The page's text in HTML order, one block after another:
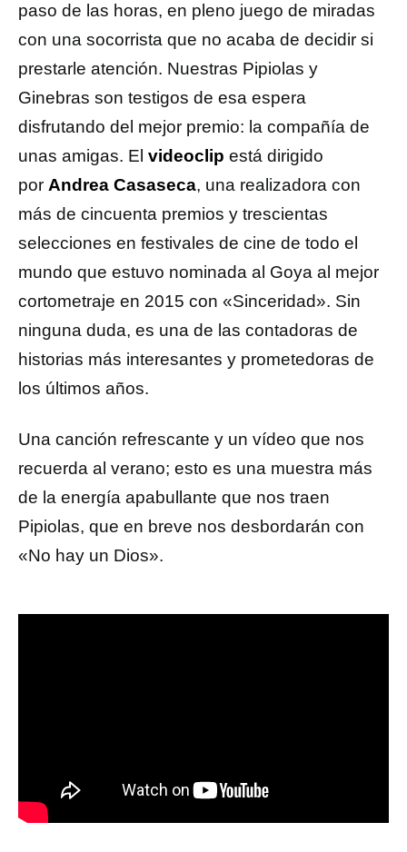
paso de las horas, en pleno juego de miradas
con una socorrista que no acaba de decidir si
prestarle atención. Nuestras Pipiolas y
Ginebras son testigos de esa espera
disfrutando del mejor premio: la compañía de
unas amigas. El videoclip está dirigido
por Andrea Casaseca, una realizadora con
más de cincuenta premios y trescientas
selecciones en festivales de cine de todo el
mundo que estuvo nominada al Goya al mejor
cortometraje en 2015 con «Sinceridad». Sin
ninguna duda, es una de las contadoras de
historias más interesantes y prometedoras de
los últimos años.
Una canción refrescante y un vídeo que nos
recuerda al verano; esto es una muestra más
de la energía apabullante que nos traen
Pipiolas, que en breve nos desbordarán con
«No hay un Dios».